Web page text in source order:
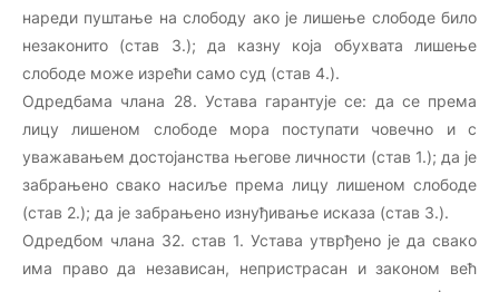
нареди пуштање на слободу ако је лишење слободе било
незаконито (став 3.); да казну која обухвата лишење
слободе може изрећи само суд (став 4.).
Одредбама члана 28. Устава гарантује се: да се према
лицу лишеном слободе мора поступати човечно и с
уважавањем достојанства његове личности (став 1.); да је
забрањено свако насиље према лицу лишеном слободе
(став 2.); да је забрањено изнуђивање исказа (став 3.).
Одредбом члана 32. став 1. Устава утврђено је да свако
има право да независан, непристрасан и законом већ